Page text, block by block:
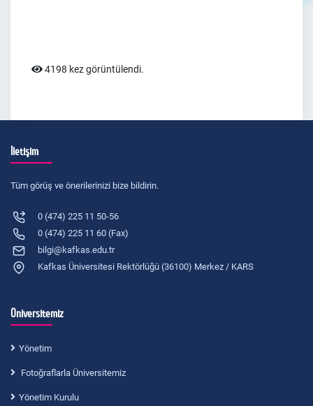
4198 kez görüntülendi.
İletişim
Tüm görüş ve önerilerinizi bize bildirin.
0 (474) 225 11 50-56
0 (474) 225 11 60 (Fax)
bilgi@kafkas.edu.tr
Kafkas Üniversitesi Rektörlüğü (36100) Merkez / KARS
Üniversitemiz
Yönetim
Fotoğraflarla Üniversitemiz
Yönetim Kurulu